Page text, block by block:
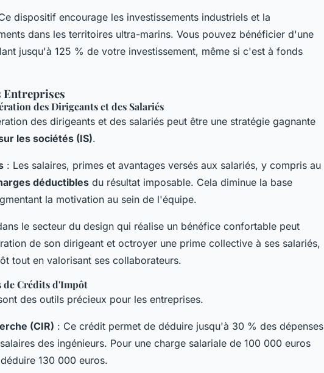
dispositif encourage les investissements industriels et la
dans les territoires ultra-marins. Vous pouvez bénéficier d'une
jusqu'à 125 % de votre investissement, même si c'est à fonds
Entreprises
des Dirigeants et des Salariés
des dirigeants et des salariés peut être une stratégie gagnante
les sociétés (IS).
: Les salaires, primes et avantages versés aux salariés, y compris au
déductibles du résultat imposable. Cela diminue la base
la motivation au sein de l'équipe.
le secteur du design qui réalise un bénéfice confortable peut
de son dirigeant et octroyer une prime collective à ses salariés,
tout en valorisant ses collaborateurs.
Crédits d'Impôt
des outils précieux pour les entreprises.
(CIR) : Ce crédit permet de déduire jusqu'à 30 % des dépenses
des ingénieurs. Pour une charge salariale de 100 000 euros
130 000 euros.